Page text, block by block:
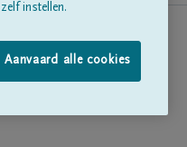
instellen.
Aanvaard alle cookies